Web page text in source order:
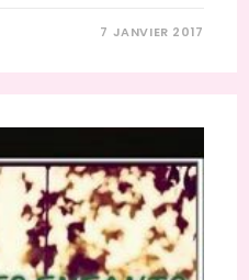
7 JANVIER 2017